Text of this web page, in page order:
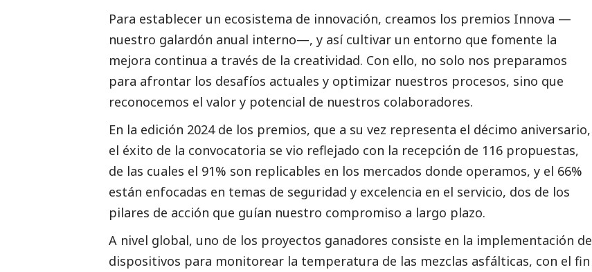
Para establecer un ecosistema de innovación, creamos los premios Innova —
nuestro galardón anual interno—, y así cultivar un entorno que fomente la
mejora continua a través de la creatividad. Con ello, no solo nos preparamos
para afrontar los desafíos actuales y optimizar nuestros procesos, sino que
reconocemos el valor y potencial de nuestros colaboradores.
En la edición 2024 de los premios, que a su vez representa el décimo aniversario,
el éxito de la convocatoria se vio reflejado con la recepción de 116 propuestas,
de las cuales el 91% son replicables en los mercados donde operamos, y el 66%
están enfocadas en temas de seguridad y excelencia en el servicio, dos de los
pilares de acción que guían nuestro compromiso a largo plazo.
A nivel global, uno de los proyectos ganadores consiste en la implementación de
dispositivos para monitorear la temperatura de las mezclas asfálticas, con el fin